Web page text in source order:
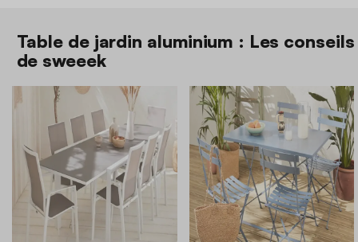
Table de jardin aluminium : Les conseils
de sweeek